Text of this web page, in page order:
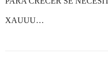
XAUUU…